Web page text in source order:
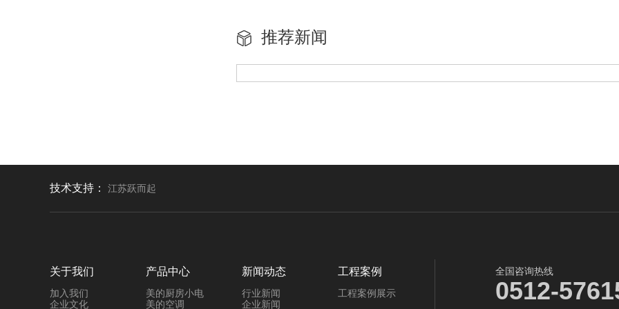
推荐新闻
技术支持： 江苏跃而起
关于我们
加入我们
企业文化
产品中心
美的厨房小电
美的空调
新闻动态
行业新闻
企业新闻
工程案例
工程案例展示
全国咨询热线
0512-